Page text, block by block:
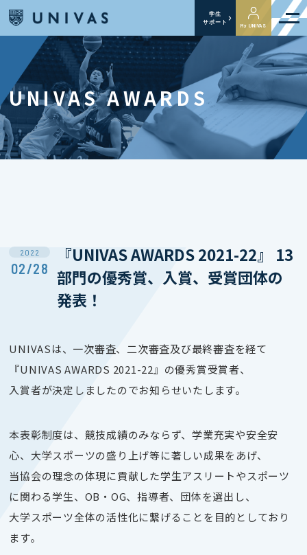
学生
サポート
My UNIVAS
UNIVAS AWARDS
2022
02/28
『UNIVAS AWARDS 2021-22』 13
部門の優秀賞、入賞、受賞団体の
発表！
UNIVASは、一次審査、二次審査及び最終審査を経て
『UNIVAS AWARDS 2021-22』の優秀賞受賞者、
入賞者が決定しましたのでお知らせいたします。
本表彰制度は、競技成績のみならず、学業充実や安全安
心、大学スポーツの盛り上げ等に著しい成果をあげ、
当協会の理念の体現に貢献した学生アスリートやスポーツ
に関わる学生、OB・OG、指導者、団体を選出し、
大学スポーツ全体の活性化に繋げることを目的としており
ます。